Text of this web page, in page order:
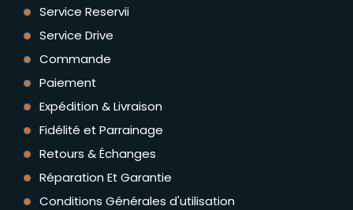
Service Reservii
Service Drive
Commande
Paiement
Expédition & Livraison
Fidélité et Parrainage
Retours & Échanges
Réparation Et Garantie
Conditions Générales d'utilisation